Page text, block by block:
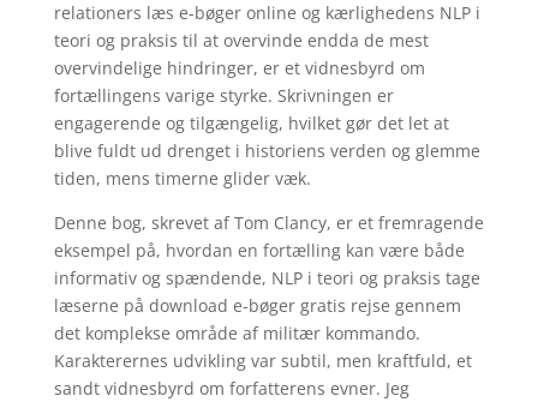
relationers læs e-bøger online og kærlighedens NLP i
teori og praksis til at overvinde endda de mest
overvindelige hindringer, er et vidnesbyrd om
fortællingens varige styrke. Skrivningen er
engagerende og tilgængelig, hvilket gør det let at
blive fuldt ud drenget i historiens verden og glemme
tiden, mens timerne glider væk.
Denne bog, skrevet af Tom Clancy, er et fremragende
eksempel på, hvordan en fortælling kan være både
informativ og spændende, NLP i teori og praksis tage
læserne på download e-bøger gratis rejse gennem
det komplekse område af militær kommando.
Karakterernes udvikling var subtil, men kraftfuld, et
sandt vidnesbyrd om forfatterens evner. Jeg